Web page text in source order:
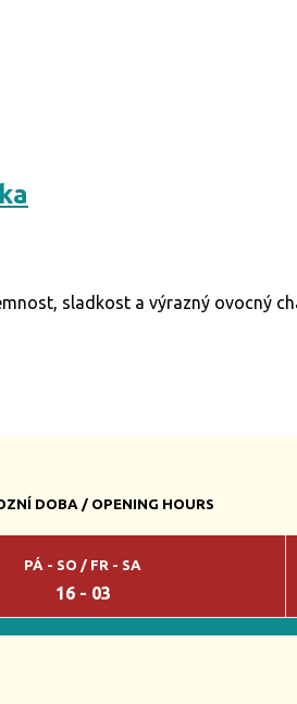
sladkost a výrazný ovocný
DOBA / OPENING HOURS
PÁ - SO / FR - SA
16 - 03